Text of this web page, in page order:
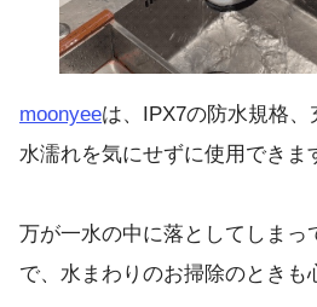
moonyeeは、IPX7の防水規格
水濡れを気にせずに使用できま
万が一水の中に落としてしまっ
で、水まわりのお掃除のときも